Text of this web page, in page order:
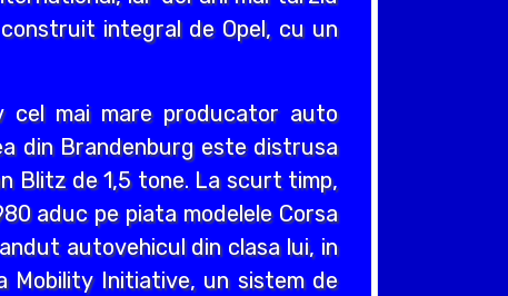
integral de Opel, cu un
cel mai mare producator auto
din Brandenburg este distrusa
Blitz de 1,5 tone. La scurt timp,
aduc pe piata modelele Corsa
autovehicul din clasa lui, in
Mobility Initiative, un sistem de